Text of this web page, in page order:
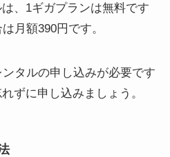
、1ギガプランは無料です
月額390円です。
タルの申し込みが必要です
ずに申し込みましょう。